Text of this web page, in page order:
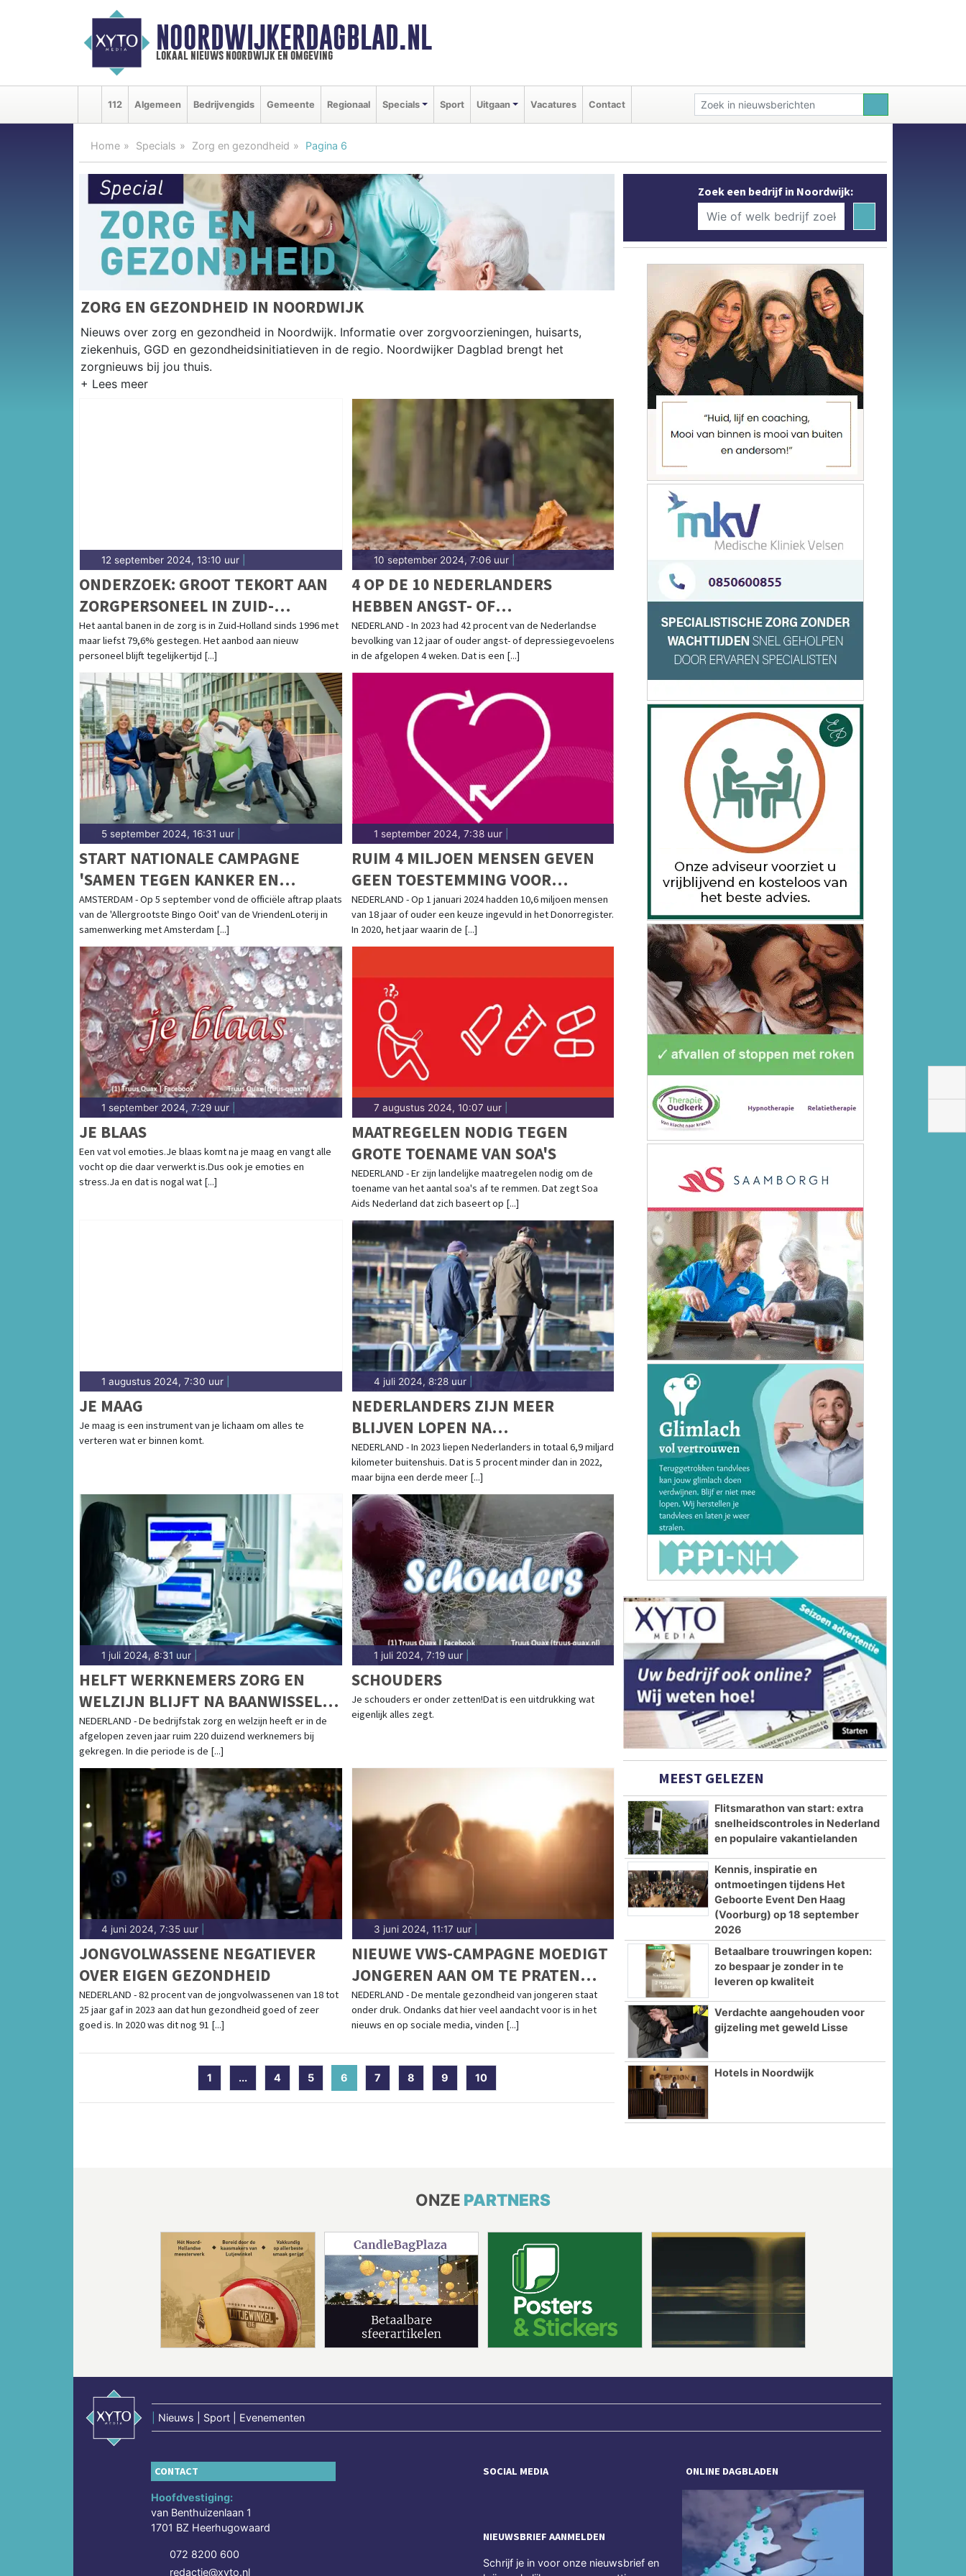
NOORDWIJKERDAGBLAD.NL
lokaal nieuws noordwijk en omgeving
112 Algemeen Bedrijvengids Gemeente Regionaal Specials Sport Uitgaan Vacatures Contact
Home Specials Zorg en gezondheid Pagina 6
ZORG EN GEZONDHEID IN NOORDWIJK
Nieuws over zorg en gezondheid in Noordwijk. Informatie over zorgvoorzieningen, huisarts,
ziekenhuis, GGD en gezondheidsinitiatieven in de regio. Noordwijker Dagblad brengt het
zorgnieuws bij jou thuis.
12 september 2024, 13:10 uur
ONDERZOEK: GROOT TEKORT AAN
ZORGPERSONEEL IN ZUID-
HOLLAND, PER WERKZOEKENDE
ZORGMEDEWERKER MAAR LIEFST
3,6 VACATURES
Het aantal banen in de zorg is in Zuid-Holland sinds 1996 met
maar liefst 79,6% gestegen. Het aanbod aan nieuw
personeel blijft tegelijkertijd [...]
10 september 2024, 7:06 uur|
4 OP DE 10 NEDERLANDERS
HEBBEN ANGST- OF
DEPRESSIEGEVOELENS
NEDERLAND - In 2023 had 42 procent van de Nederlandse
bevolking van 12 jaar of ouder angst- of depressiegevoelens
in de afgelopen 4 weken. Dat is een [...]
5 september 2024, 16:31 uur
START NATIONALE CAMPAGNE
'SAMEN TEGEN KANKER EN
HERSENZIEKTEN'
AMSTERDAM - Op 5 september vond de officiële aftrap plaats
van de 'Allergrootste Bingo Ooit' van de VriendenLoterij in
samenwerking met Amsterdam [...]
1 september 2024, 7:38 uur|
RUIM 4 MILJOEN MENSEN GEVEN
GEEN TOESTEMMING VOOR
ORGAANDONATIE
NEDERLAND - Op 1 januari 2024 hadden 10,6 miljoen mensen
van 18 jaar of ouder een keuze ingevuld in het Donorregister.
In 2020, het jaar waarin de [...]
1 september 2024, 7:29 uur
JE BLAAS
Een vat vol emoties.Je blaas komt na je maag en vangt alle
vocht op die daar verwerkt is.Dus ook je emoties en
stress.Ja en dat is nogal wat [...]
7 augustus 2024, 10:07 uur|
MAATREGELEN NODIG TEGEN
GROTE TOENAME VAN SOA'S
NEDERLAND - Er zijn landelijke maatregelen nodig om de
toename van het aantal soa's af te remmen. Dat zegt Soa
Aids Nederland dat zich baseert op [...]
1 augustus 2024, 7:30 uur
JE MAAG
Je maag is een instrument van je lichaam om alles te
verteren wat er binnen komt.
4 juli 2024, 8:28 uur|
NEDERLANDERS ZIJN MEER
BLIJVEN LOPEN NA
CORONAPANDEMIE
NEDERLAND - In 2023 liepen Nederlanders in totaal 6,9 miljard
kilometer buitenshuis. Dat is 5 procent minder dan in 2022,
maar bijna een derde meer [...]
1 juli 2024, 8:31 uur
HELFT WERKNEMERS ZORG EN
WELZIJN BLIJFT NA BAANWISSEL
BINNEN BEDRIJFSTAK
NEDERLAND - De bedrijfstak zorg en welzijn heeft er in de
afgelopen zeven jaar ruim 220 duizend werknemers bij
gekregen. In die periode is de [...]
1 juli 2024, 7:19 uur|
SCHOUDERS
Je schouders er onder zetten!Dat is een uitdrukking wat
eigenlijk alles zegt.
4 juni 2024, 7:35 uur
JONGVOLWASSENE NEGATIEVER
OVER EIGEN GEZONDHEID
NEDERLAND - 82 procent van de jongvolwassenen van 18 tot
25 jaar gaf in 2023 aan dat hun gezondheid goed of zeer
goed is. In 2020 was dit nog 91 [...]
3 juni 2024, 11:17 uur|
NIEUWE VWS-CAMPAGNE MOEDIGT
JONGEREN AAN OM TE PRATEN
OVER MENTALE GEZONDHEID
NEDERLAND - De mentale gezondheid van jongeren staat
onder druk. Ondanks dat hier veel aandacht voor is in het
nieuws en op sociale media, vinden [...]
1 ... 4 5 6 (current)
7 8 9 10
Zoek een bedrijf in Noordwijk:
MEEST GELEZEN
Flitsmarathon van start: extra
snelheidscontroles in Nederland
en populaire vakantielanden
Kennis, inspiratie en
ontmoetingen tijdens Het
Geboorte Event Den Haag
(Voorburg) op 18 september
2026
Betaalbare trouwringen kopen:
zo bespaar je zonder in te
leveren op kwaliteit
Verdachte aangehouden voor
gijzeling met geweld Lisse
Hotels in Noordwijk
ONZE PARTNERS
Nieuws | Sport | Evenementen
CONTACT
Hoofdvestiging:
van Benthuizenlaan 1
1701 BZ Heerhugowaard
072 8200 600
redactie@xyto.nl
SOCIAL MEDIA
NIEUWSBRIEF AANMELDEN
Schrijf je in voor onze nieuwsbrief en
ONLINE DAGBLADEN